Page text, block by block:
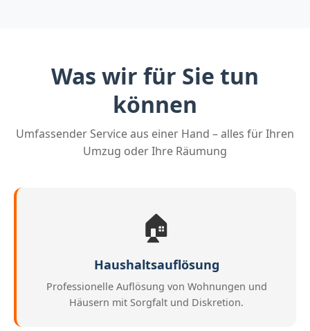
Was wir für Sie tun
können
Umfassender Service aus einer Hand – alles für Ihren
Umzug oder Ihre Räumung
🏠
Haushaltsauflösung
Professionelle Auflösung von Wohnungen und
Häusern mit Sorgfalt und Diskretion.